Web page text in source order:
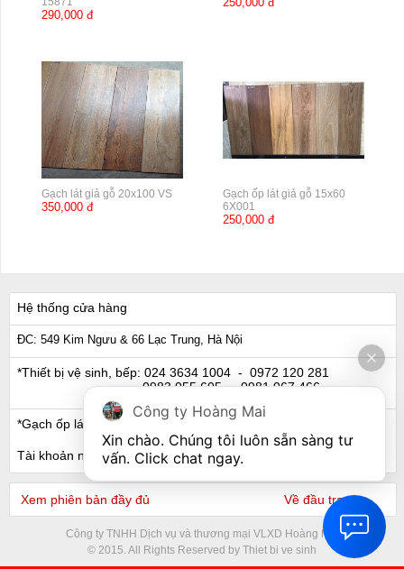
290,000 đ
Gạch lát giả gỗ 20x100 VS
350,000 đ
Gạch ốp lát giả gỗ 15x60
6X001
250,000 đ
Hệ thống cửa hàng
ĐC: 549 Kim Ngưu & 66 Lạc Trung, Hà Nội
*Thiết bị vệ sinh, bếp: 024 3634 1004 - 0972 120 281
0983 055 605- 0981 067 466
*Gạch ốp lát, Ngói: 024 3632 0280 - 0911 441 066
Tài khoản ngân hàng
Xem phiên bản đầy đủ Về đầu trang
Công ty TNHH Dịch vụ và thương mại VLXD Hoàng Mai
© 2015. All Rights Reserved by Thiet bi ve sinh
Công ty Hoàng Mai
Xin chào. Chúng tôi luôn sẵn sàng tư
vấn. Click chat ngay.